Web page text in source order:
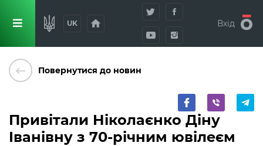
UK home Вхід
keyboard_backspace Повернутися до новин
Привітали Ніколаєнко Діну
Іванівну з 70-річним ювілеєм